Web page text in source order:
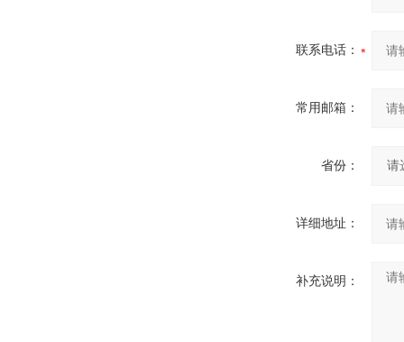
联系电话：
常用邮箱：
省份：
详细地址：
补充说明：